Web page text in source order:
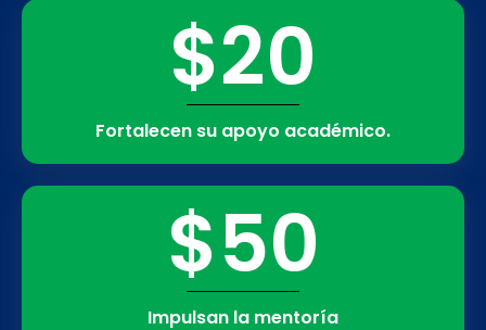
$20
Fortalecen su apoyo académico.
$50
Impulsan la mentoría